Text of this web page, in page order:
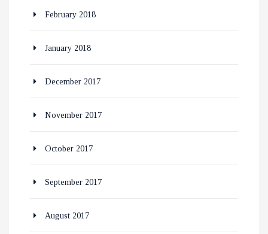
February 2018
January 2018
December 2017
November 2017
October 2017
September 2017
August 2017